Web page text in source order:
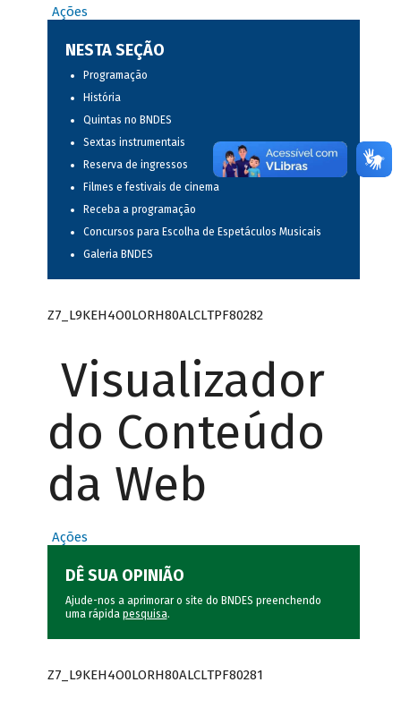
Ações
NESTA SEÇÃO
Programação
História
Quintas no BNDES
Sextas instrumentais
Reserva de ingressos
Filmes e festivais de cinema
Receba a programação
Concursos para Escolha de Espetáculos Musicais
Galeria BNDES
Z7_L9KEH4O0LORH80ALCLTPF80282
Visualizador
do Conteúdo
da Web
Ações
DÊ SUA OPINIÃO
Ajude-nos a aprimorar o site do BNDES preenchendo
uma rápida pesquisa.
Z7_L9KEH4O0LORH80ALCLTPF80281